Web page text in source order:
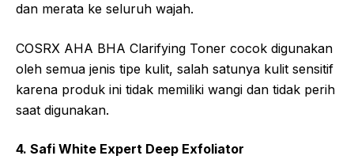
dan merata ke seluruh wajah.
COSRX AHA BHA Clarifying Toner cocok digunakan
oleh semua jenis tipe kulit, salah satunya kulit sensitif
karena produk ini tidak memiliki wangi dan tidak perih
saat digunakan.
4. Safi White Expert Deep Exfoliator